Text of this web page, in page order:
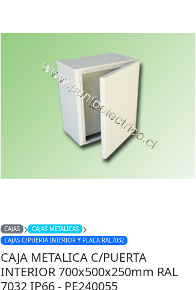
CAJAS
CAJAS METALICAS
CAJAS C/PUERTA INTERIOR Y PLACA RAL7032
CAJA METALICA C/PUERTA
INTERIOR 700x500x250mm RAL
7032 IP66 - PE240055